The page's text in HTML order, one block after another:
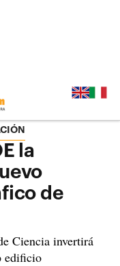
la
de
Ciencia invertirá
edificio